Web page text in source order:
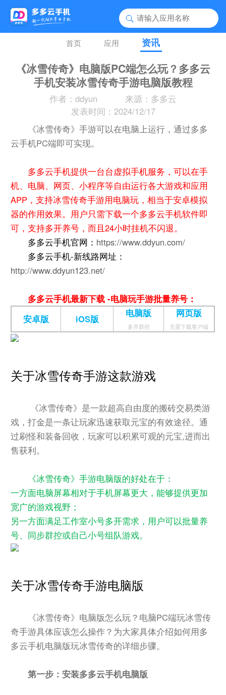
首页 应用 资讯
《冰雪传奇》电脑版PC端怎么玩？多多云
手机安装冰雪传奇手游电脑版教程
作者：ddyun
来源：多多云
发表时间：2024/12/17
《冰雪传奇》手游可以在电脑上运行，通过多多
云手机PC端即可实现。
多多云手机提供一台台虚拟手机服务，可以在手
机、电脑、网页、小程序等自由运行各大游戏和应用
APP，支持冰雪传奇手游用电脑玩，相当于安卓模拟
器的作用效果。用户只需下载一个多多云手机软件即
可，支持多开养号，而且24小时挂机不闪退。
多多云手机官网： https://www.ddyun.com/
多多云手机-新线路网址：
http://www.ddyun123.net/
多多云手机最新下载 -电脑玩手游批量养号：
安卓版
iOS版 电脑版
多开群控
网页版
无需下载客户端
关于冰雪传奇手游这款游戏
《冰雪传奇》是一款超高自由度的搬砖交易类游
戏，打金是一条让玩家迅速获取元宝的有效途径。通
过刷怪和装备回收，玩家可以积累可观的元宝,进而出
售获利。
《冰雪传奇》手游电脑版的好处在于：
一方面电脑屏幕相对于手机屏幕更大，能够提供更加
宽广的游戏视野；
另一方面满足工作室小号多开需求，用户可以批量养
号、同步群控或自己小号组队游戏。
关于冰雪传奇手游电脑版
《冰雪传奇》电脑版怎么玩？电脑PC端玩冰雪传
奇手游具体应该怎么操作？为大家具体介绍如何用多
多云手机电脑版玩冰雪传奇的详细步骤。
第一步：安装多多云手机电脑版